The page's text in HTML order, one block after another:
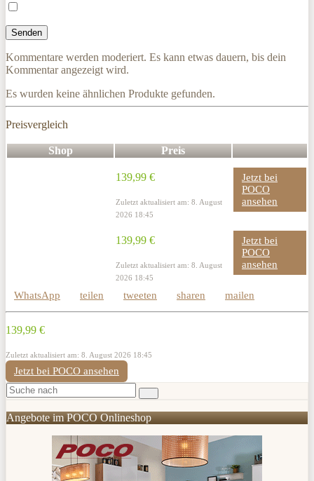
Kommentare werden moderiert. Es kann etwas dauern, bis dein
Kommentar angezeigt wird.
Es wurden keine ähnlichen Produkte gefunden.
Preisvergleich
Shop Preis
139,99 €
Zuletzt aktualisiert am: 8. August
2026 18:45
Jetzt bei
POCO
ansehen
139,99 €
Zuletzt aktualisiert am: 8. August
2026 18:45
Jetzt bei
POCO
ansehen
WhatsApp teilen tweeten sharen mailen
139,99 €
Zuletzt aktualisiert am: 8. August 2026 18:45
Jetzt bei POCO ansehen
Angebote im POCO Onlineshop